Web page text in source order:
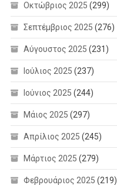
Οκτώβριος 2025 (299)
Σεπτέμβριος 2025 (276)
Αύγουστος 2025 (231)
Ιούλιος 2025 (237)
Ιούνιος 2025 (244)
Μάιος 2025 (297)
Απρίλιος 2025 (245)
Μάρτιος 2025 (279)
Φεβρουάριος 2025 (219)